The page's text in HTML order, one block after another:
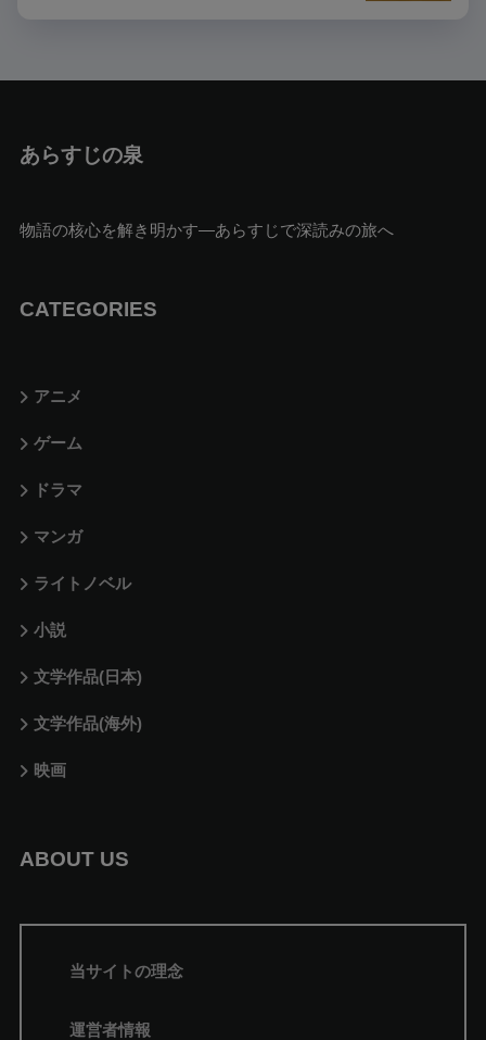
あらすじの泉
物語の核心を解き明かす—あらすじで深読みの旅へ
CATEGORIES
アニメ
ゲーム
ドラマ
マンガ
ライトノベル
小説
文学作品(日本)
文学作品(海外)
映画
ABOUT US
当サイトの理念
運営者情報